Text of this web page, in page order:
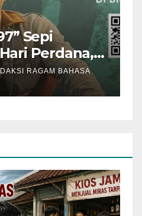
Sepi
Perdana,
Cerita
RAGAM BAHASA